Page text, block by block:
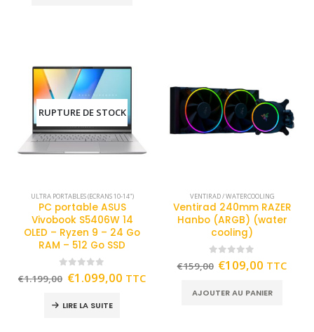
RUPTURE DE STOCK
ULTRA PORTABLES (ECRANS 10-14")
PC portable ASUS
Vivobook S5406W 14
OLED – Ryzen 9 – 24 Go
RAM – 512 Go SSD
out of 5
€1.199,00 €1.099,00 TTC
LIRE LA SUITE
VENTIRAD / WATERCOOLING
Ventirad 240mm RAZER
Hanbo (ARGB) (water
cooling)
out of 5
€159,00 €109,00 TTC
AJOUTER AU PANIER